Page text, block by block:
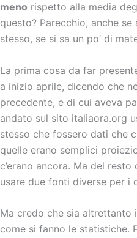
meno rispetto alla media
questo? Parecchio, anche
stesso, se si sa un po’ di
La prima cosa da far
a inizio aprile, dicendo che
precedente, e di cui aveva
andato sul sito italiaora.org
stesso che fossero dati che
quelle erano semplici
c’erano ancora. Ma del
usare due fonti diverse per i
Ma credo che sia altrettanto
come si fanno le statistiche.